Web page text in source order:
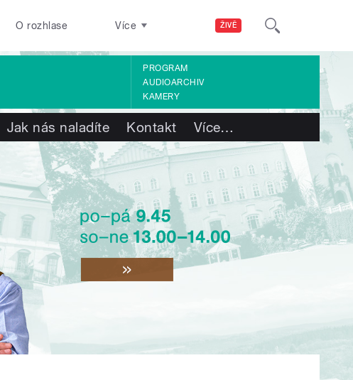
ŽIVĚ
O rozhlase Více
PROGRAM
AUDIOARCHIV
KAMERY
Jak nás naladíte Kontakt Více…